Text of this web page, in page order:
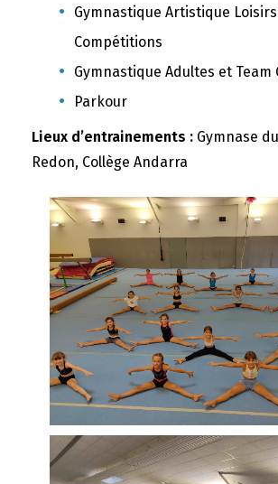
Gymnastique Artistique
Compétitions
Gymnastique Adultes et Team
Parkour
Lieux d’entrainements : Gymnase du
Redon, Collège Andarra